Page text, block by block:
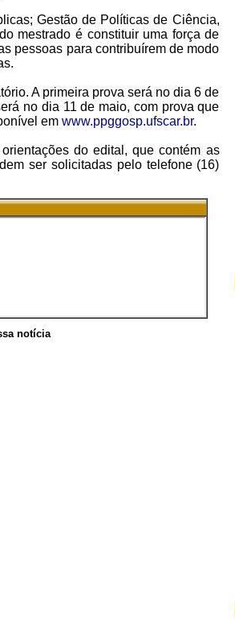
Gestão de Políticas de Ciência,
mestrado é constituir uma força de
pessoas para contribuírem de modo
A primeira prova será no dia 6 de
no dia 11 de maio, com prova que
em www.ppggosp.ufscar.br.
do edital, que contém as
ser solicitadas pelo telefone (16)
notícia